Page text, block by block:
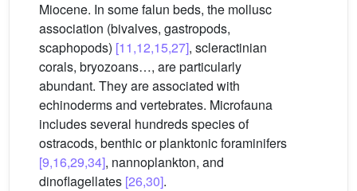
Miocene. In some falun beds, the mollusc
association (bivalves, gastropods,
scaphopods) [11,12,15,27], scleractinian
corals, bryozoans…, are particularly
abundant. They are associated with
echinoderms and vertebrates. Microfauna
includes several hundreds species of
ostracods, benthic or planktonic foraminifers
[9,16,29,34], nannoplankton, and
dinoflagellates [26,30].